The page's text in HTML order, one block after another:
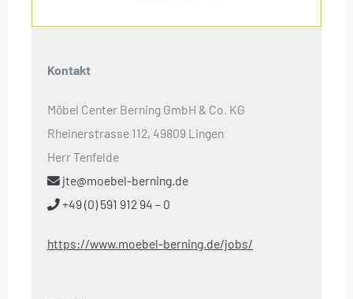
Kontakt
Möbel Center Berning GmbH & Co. KG
Rheinerstrasse 112, 49809 Lingen
Herr Tenfelde
jte@moebel-berning.de
+49 (0) 591 912 94 – 0
https://www.moebel-berning.de/jobs/